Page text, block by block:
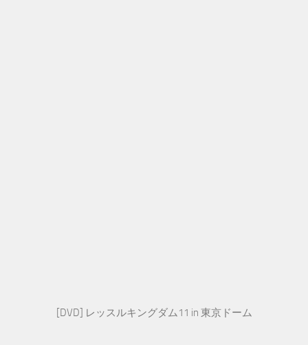
[DVD] レッスルキングダム11 in 東京ドーム